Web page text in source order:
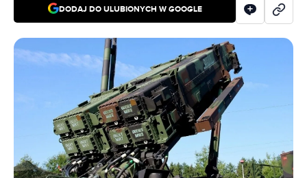
DODAJ DO ULUBIONYCH W GOOGLE